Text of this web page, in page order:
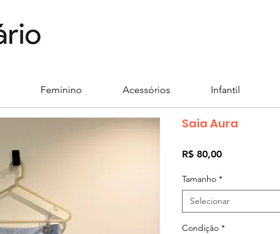
Feminino Acessórios Infantil
Saia Aura
R$ 80,00Preço
Tamanho *
Selecionar
Condição *